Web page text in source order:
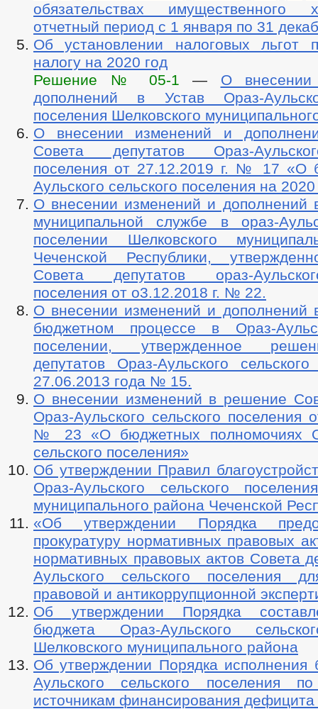
обязательствах имущественного
отчетный период с 1 января по 31
Об установлении налоговых льгот
налогу на 2020 год
Решение № 05-1 — О
дополнений в Устав Ораз-
поселения Шелковского
О внесении изменений и
Совета депутатов Ораз-
поселения от 27.12.2019 г. № 17 «О
Аульского сельского поселения на 2020
О внесении изменений и дополнений
муниципальной службе в ораз-
поселении Шелковского
Чеченской Республики,
Совета депутатов ораз-
поселения от о3.12.2018 г. № 22.
О внесении изменений и дополнений
бюджетном процессе в Ораз-
поселении, утвержденное
депутатов Ораз-Аульского
27.06.2013 года № 15.
О внесении изменений в решение
Ораз-Аульского сельского поселения
№ 23 «О бюджетных полномочиях
сельского поселения»
Об утверждении Правил
Ораз-Аульского сельского
муниципального района Чеченской
«Об утверждении Порядка
прокуратуру нормативных правовых
нормативных правовых актов Совета
Аульского сельского поселения
правовой и антикоррупционной
Об утверждении Порядка
бюджета Ораз-Аульского
Шелковского муниципального района
Об утверждении Порядка исполнения
Аульского сельского поселения
источникам финансирования